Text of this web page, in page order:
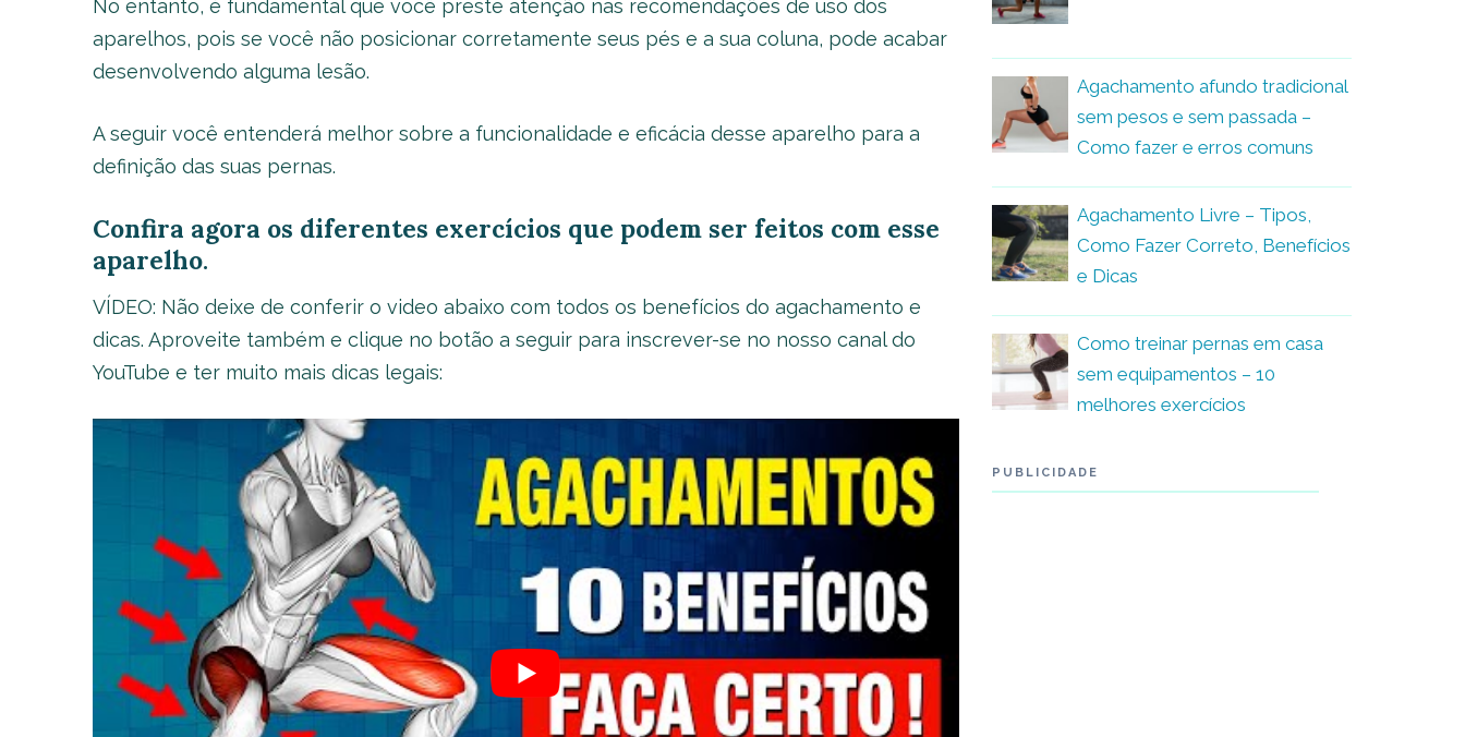
No entanto, é fundamental que você preste atenção nas recomendações de uso dos
aparelhos, pois se você não posicionar corretamente seus pés e a sua coluna, pode acabar
desenvolvendo alguma lesão.
A seguir você entenderá melhor sobre a funcionalidade e eficácia desse aparelho para a
definição das suas pernas.
Confira agora os diferentes exercícios que podem ser feitos com esse
aparelho.
VÍDEO: Não deixe de conferir o video abaixo com todos os benefícios do agachamento e
dicas. Aproveite também e clique no botão a seguir para inscrever-se no nosso canal do
YouTube e ter muito mais dicas legais:
Agachamento afundo tradicional
sem pesos e sem passada –
Como fazer e erros comuns
Agachamento Livre – Tipos,
Como Fazer Correto, Benefícios
e Dicas
Como treinar pernas em casa
sem equipamentos – 10
melhores exercícios
PUBLICIDADE